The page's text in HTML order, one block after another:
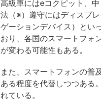
高級車にはeコクピット、
法（※）遵守にはディスプ
ゲーションデバイス）とい
おり、各国のスマートフォ
が変わる可能性もある。
また、スマートフォンの普
ある程度を代替しつつある
れている。